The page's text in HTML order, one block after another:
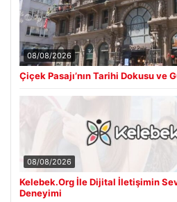
08/08/2026
Çiçek Pasajı’nın Tarihi Dokusu ve
08/08/2026
Kelebek.Org İle Dijital İletişimin
Deneyimi